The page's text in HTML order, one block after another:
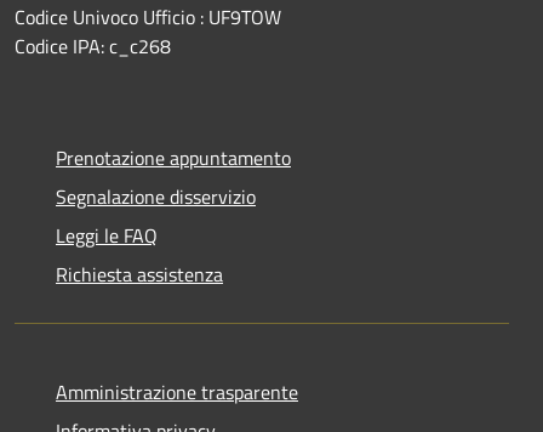
Codice Univoco Ufficio : UF9TOW
Codice IPA: c_c268
Prenotazione appuntamento
Segnalazione disservizio
Leggi le FAQ
Richiesta assistenza
Amministrazione trasparente